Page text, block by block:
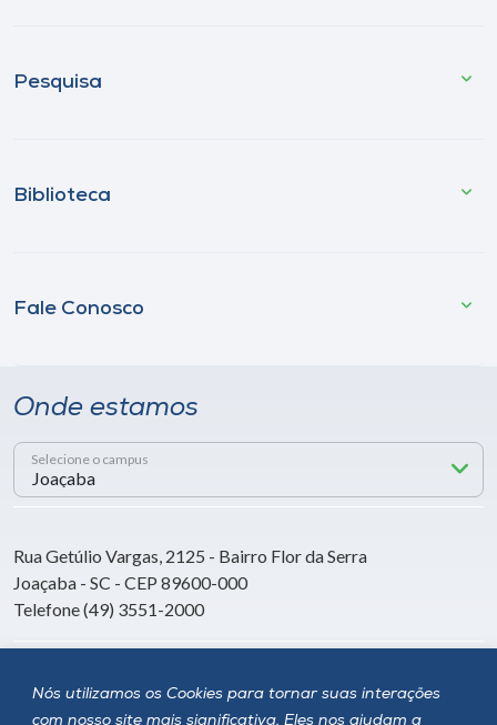
Nós utilizamos os Cookies para tornar suas interações
com nosso site mais significativa. Eles nos ajudam a
Pesquisa
Biblioteca
Fale Conosco
Onde estamos
Selecione o campus
Rua Getúlio Vargas, 2125 - Bairro Flor da Serra
Joaçaba - SC - CEP 89600-000
Telefone (49) 3551-2000
Siga a Unoesc